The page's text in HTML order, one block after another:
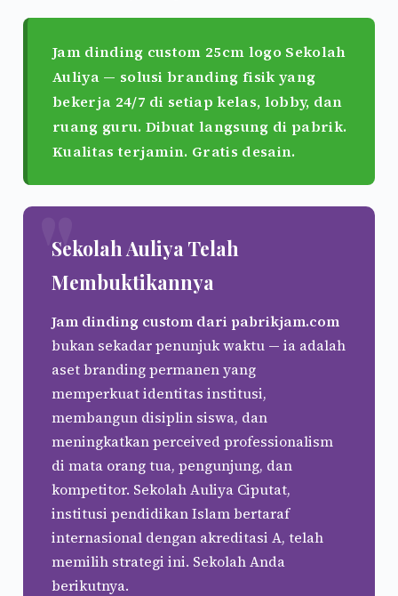
Jam dinding custom 25cm logo Sekolah
Auliya— solusi branding fisik yang
bekerja 24/7 di setiap kelas, lobby, dan
ruang guru. Dibuat langsung di pabrik.
Kualitas terjamin. Gratis desain.
Sekolah Auliya Telah
Membuktikannya
Jam dinding custom dari pabrikjam.com
bukan sekadar penunjuk waktu — ia adalah
aset branding permanen yang
memperkuat identitas institusi,
membangun disiplin siswa, dan
meningkatkan perceived professionalism
di mata orang tua, pengunjung, dan
kompetitor. Sekolah Auliya Ciputat,
institusi pendidikan Islam bertaraf
internasional dengan akreditasi A, telah
memilih strategi ini. Sekolah Anda
berikutnya.